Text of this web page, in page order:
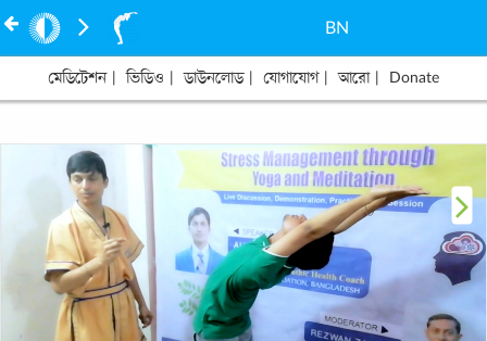
BN
মেডিটেশন ভিডিও ডাউনলোড যোগাযোগ আরো Donate